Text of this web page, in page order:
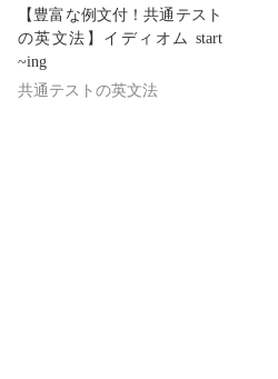
【豊富な例文付！共通テスト
の英文法】イディオム start
~ing
共通テストの英文法